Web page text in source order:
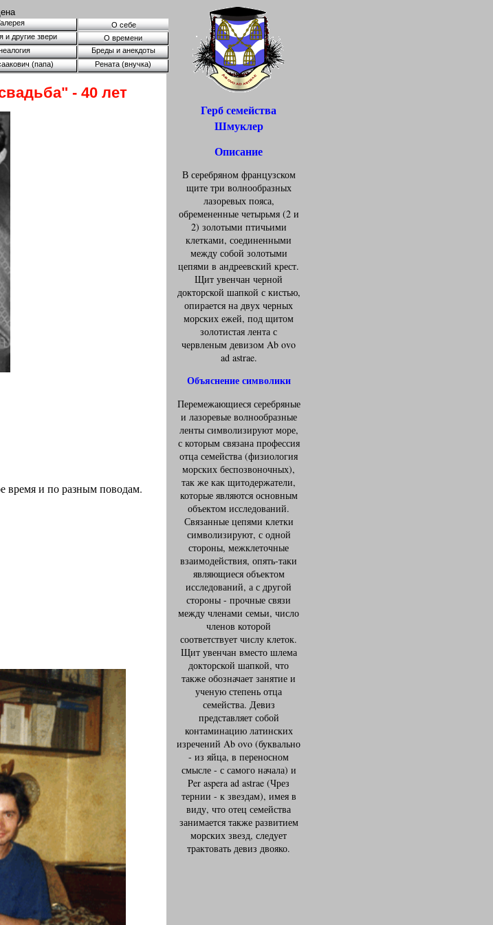
О себе
и другие звери
О времени
Бреды и анекдоты
(папа) Рената (внучка)
- 40 лет
время и по разным поводам.
Герб семейства
Шмуклер
Описание
В серебряном французском
щите три волнообразных
лазоревых пояса,
обремененные четырьмя (2 и
2) золотыми птичьими
клетками, соединенными
между собой золотыми
цепями в андреевский крест.
Щит увенчан черной
докторской шапкой с кистью,
опирается на двух черных
морских ежей, под щитом
золотистая лента с
червленым девизом Ab ovo
ad astrae.
Объяснение символики
Перемежающиеся серебряные
и лазоревые волнообразные
ленты символизируют море,
с которым связана профессия
отца семейства (физиология
морских беспозвоночных),
так же как щитодержатели,
которые являются основным
объектом исследований.
Связанные цепями клетки
символизируют, с одной
стороны, межклеточные
взаимодействия, опять-таки
являющиеся объектом
исследований, а с другой
стороны - прочные связи
между членами семьи, число
членов которой
соответствует числу клеток.
Щит увенчан вместо шлема
докторской шапкой, что
также обозначает занятие и
ученую степень отца
семейства. Девиз
представляет собой
контаминацию латинских
изречений Ab ovo (буквально
- из яйца, в переносном
смысле - с самого начала) и
Per aspera ad astrae (Чрез
тернии - к звездам), имея в
виду, что отец семейства
занимается также развитием
морских звезд, следует
трактовать девиз двояко.